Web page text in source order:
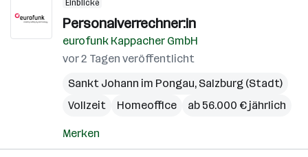
Einblicke
Personalverrechner:in
eurofunk Kappacher GmbH
vor 2 Tagen veröffentlicht
Sankt Johann im Pongau, Salzburg (Stadt)
Vollzeit
Homeoffice ab 56.000 € jährlich
Merken